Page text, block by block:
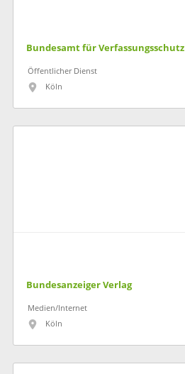
Bundesamt für Verfassungsschutz
Öffentlicher Dienst
Köln
Bundesanzeiger Verlag
Medien/Internet
Köln